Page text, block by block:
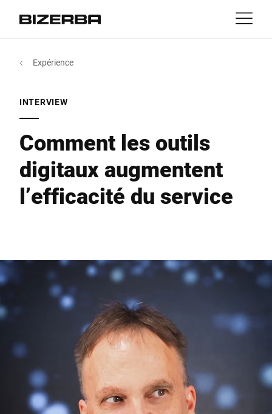
Expérience
Entreprise
MyBizerba
Amérique
Asie
Australie
Site Web mondial
INTERVIEW
Comment les outils
digitaux augmentent
l’efficacité du service
Expérience